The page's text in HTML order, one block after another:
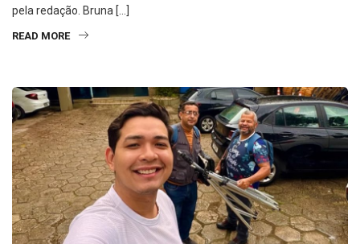
pela redação. Bruna […]
READ MORE